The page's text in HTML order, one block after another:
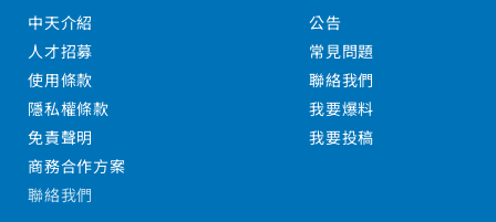
中天介紹
人才招募
使用條款
隱私權條款
免責聲明
商務合作方案
公告
常見問題
聯絡我們
我要爆料
我要投稿
聯絡我們